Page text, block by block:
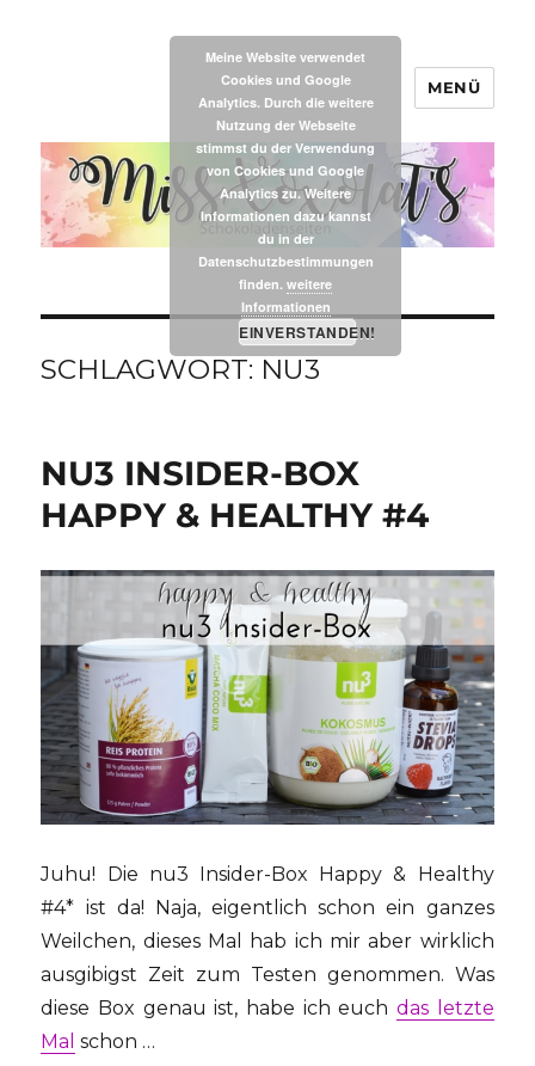
MissXoxolat's
MENÜ
SCHLAGWORT: NU3
NU3 INSIDER-BOX
HAPPY & HEALTHY #4
Juhu! Die nu3 Insider-Box Happy & Healthy
#4* ist da! Naja, eigentlich schon ein ganzes
Weilchen, dieses Mal hab ich mir aber wirklich
ausgibigst Zeit zum Testen genommen. Was
diese Box genau ist, habe ich euch das letzte
Mal schon …
Meine Website verwendet
Cookies und Google
Analytics. Durch die weitere
Nutzung der Webseite
stimmst du der Verwendung
von Cookies und Google
Analytics zu. Weitere
Informationen dazu kannst
du in der
Datenschutzbestimmungen
finden. weitere
Informationen
EINVERSTANDEN!